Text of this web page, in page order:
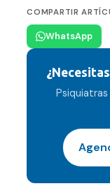
COMPARTIR
WhatsApp